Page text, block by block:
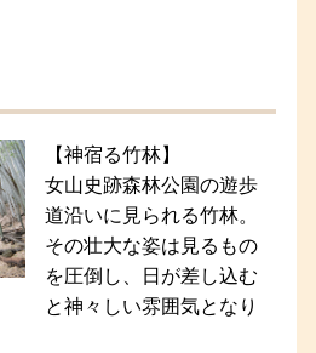
【神宿る竹林】
女山史跡森林公園の遊歩
道沿いに見られる竹林。
その壮大な姿は見るもの
を圧倒し、日が差し込む
と神々しい雰囲気となり